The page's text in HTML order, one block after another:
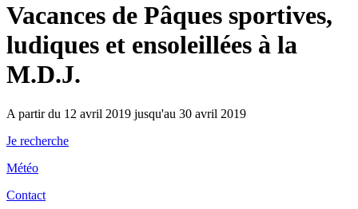
Vacances de Pâques sportives,
ludiques et ensoleillées à la
M.D.J.
A partir du 12 avril 2019 jusqu'au 30 avril 2019
Je recherche
Météo
Contact